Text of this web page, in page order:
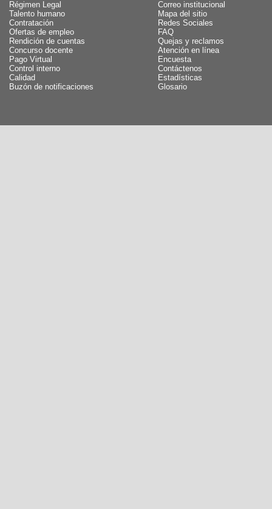
Régimen Legal
Talento humano
Contratación
Ofertas de empleo
Rendición de cuentas
Concurso docente
Pago Virtual
Control interno
Calidad
Buzón de notificaciones
Correo institucional
Mapa del sitio
Redes Sociales
FAQ
Quejas y reclamos
Atención en línea
Encuesta
Contáctenos
Estadísticas
Glosario